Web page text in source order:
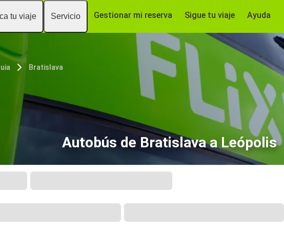
tu viaje Servicio Gestionar mi reserva Sigue tu viaje Ayuda
Bratislava
Autobús de Bratislava a Leópolis